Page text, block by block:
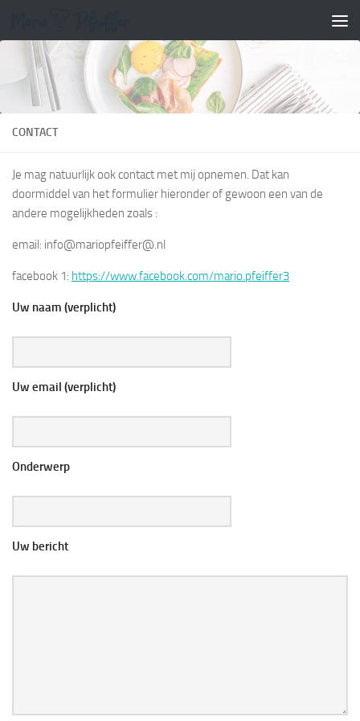
CONTACT
Je mag natuurlijk ook contact met mij opnemen. Dat kan
doormiddel van het formulier hieronder of gewoon een van de
andere mogelijkheden zoals :
email: info@mariopfeiffer@.nl
facebook 1: https://www.facebook.com/mario.pfeiffer3
Uw naam (verplicht)
Uw email (verplicht)
Onderwerp
Uw bericht